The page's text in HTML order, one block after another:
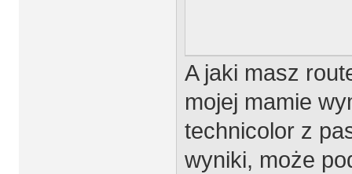
A jaki masz
mojej mamie
technicolor z
wyniki, może